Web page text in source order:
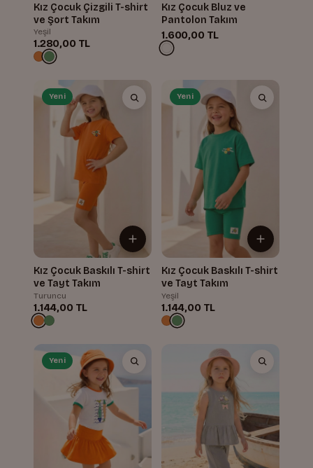
Kız Çocuk Çizgili T-shirt
ve Şort Takım
Yeşil
1.280,00 TL
Kız Çocuk Bluz ve
Pantolon Takım
1.600,00 TL
Yeni
Kız Çocuk Baskılı T-shirt
ve Tayt Takım
Turuncu
1.144,00 TL
Yeni
Kız Çocuk Baskılı T-shirt
ve Tayt Takım
Yeşil
1.144,00 TL
Yeni